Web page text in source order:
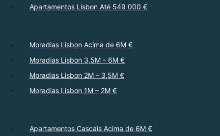
Apartamentos Lisbon Até 549 000 €
Moradias Lisbon Acima de 6M €
Moradias Lisbon 3,5M – 6M €
Moradias Lisbon 2M – 3,5M €
Moradias Lisbon 1M – 2M €
Apartamentos Cascais Acima de 6M €